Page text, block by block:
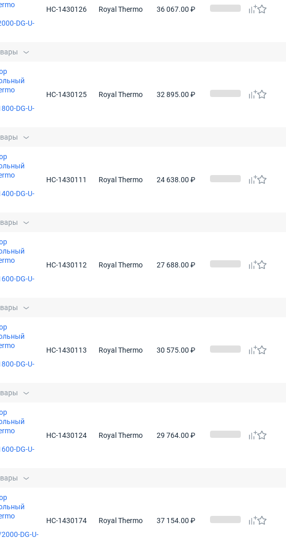
DG-U-
НС-1430126 Royal Thermo 36 067.00 ₽
DG-U-
НС-1430125 Royal Thermo 32 895.00 ₽
DG-U-
НС-1430111 Royal Thermo 24 638.00 ₽
DG-U-
НС-1430112 Royal Thermo 27 688.00 ₽
DG-U-
НС-1430113 Royal Thermo 30 575.00 ₽
DG-U-
НС-1430124 Royal Thermo 29 764.00 ₽
DG-U-
НС-1430174 Royal Thermo 37 154.00 ₽